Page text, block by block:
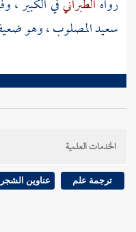
رواه الطبرانيفي الكبير ،
سعيد المصلوب، وهو
الخدمات العلمية
ترجمة علم عناوين